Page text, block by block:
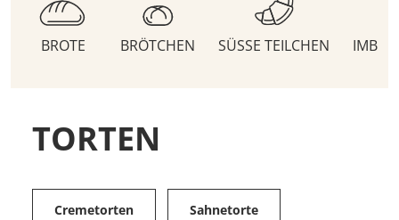
BROTE BRÖTCHEN SÜSSE TEILCHEN
TORTEN
Cremetorten Sahnetorte